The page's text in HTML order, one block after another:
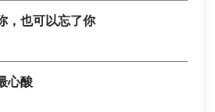
，也可以忘了你
心酸